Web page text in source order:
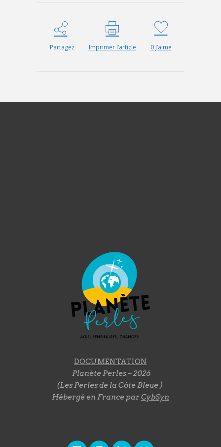
Partagez Imprimer l’article 0J’aime
DOCUMENTATION
Planète Perles – 2026
(Les Perles de la Côte Bleue )
Hébergé en France parCybSyn